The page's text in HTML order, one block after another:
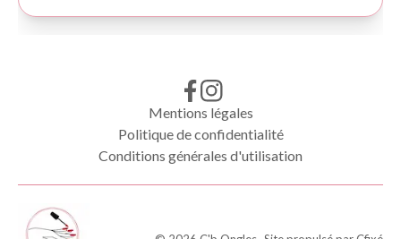
Mentions légales
Politique de confidentialité
Conditions générales d'utilisation